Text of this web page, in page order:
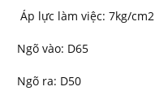
Áp lực làm việc: 7kg/cm2
Ngõ vào: D65
Ngõ ra: D50